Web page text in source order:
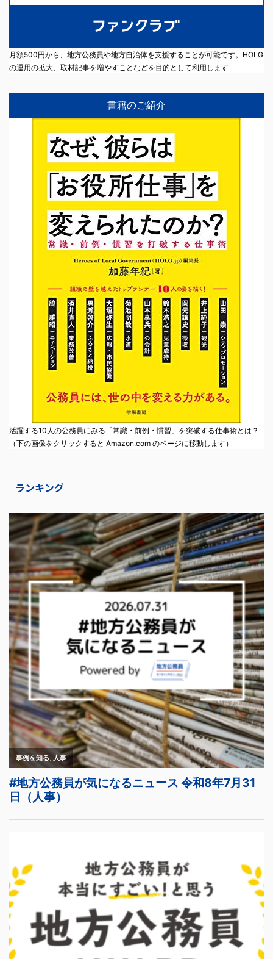
月額500円から、地方公務員や地方自治体を支援することが可能です。HOLG
の運用の拡大、取材記事を増やすことなどを目的として利用します
書籍のご紹介
活躍する10人の公務員にみる「常識・前例・慣習」を突破する仕事術とは？
（下の画像をクリックすると Amazon.com のページに移動します）
ランキング